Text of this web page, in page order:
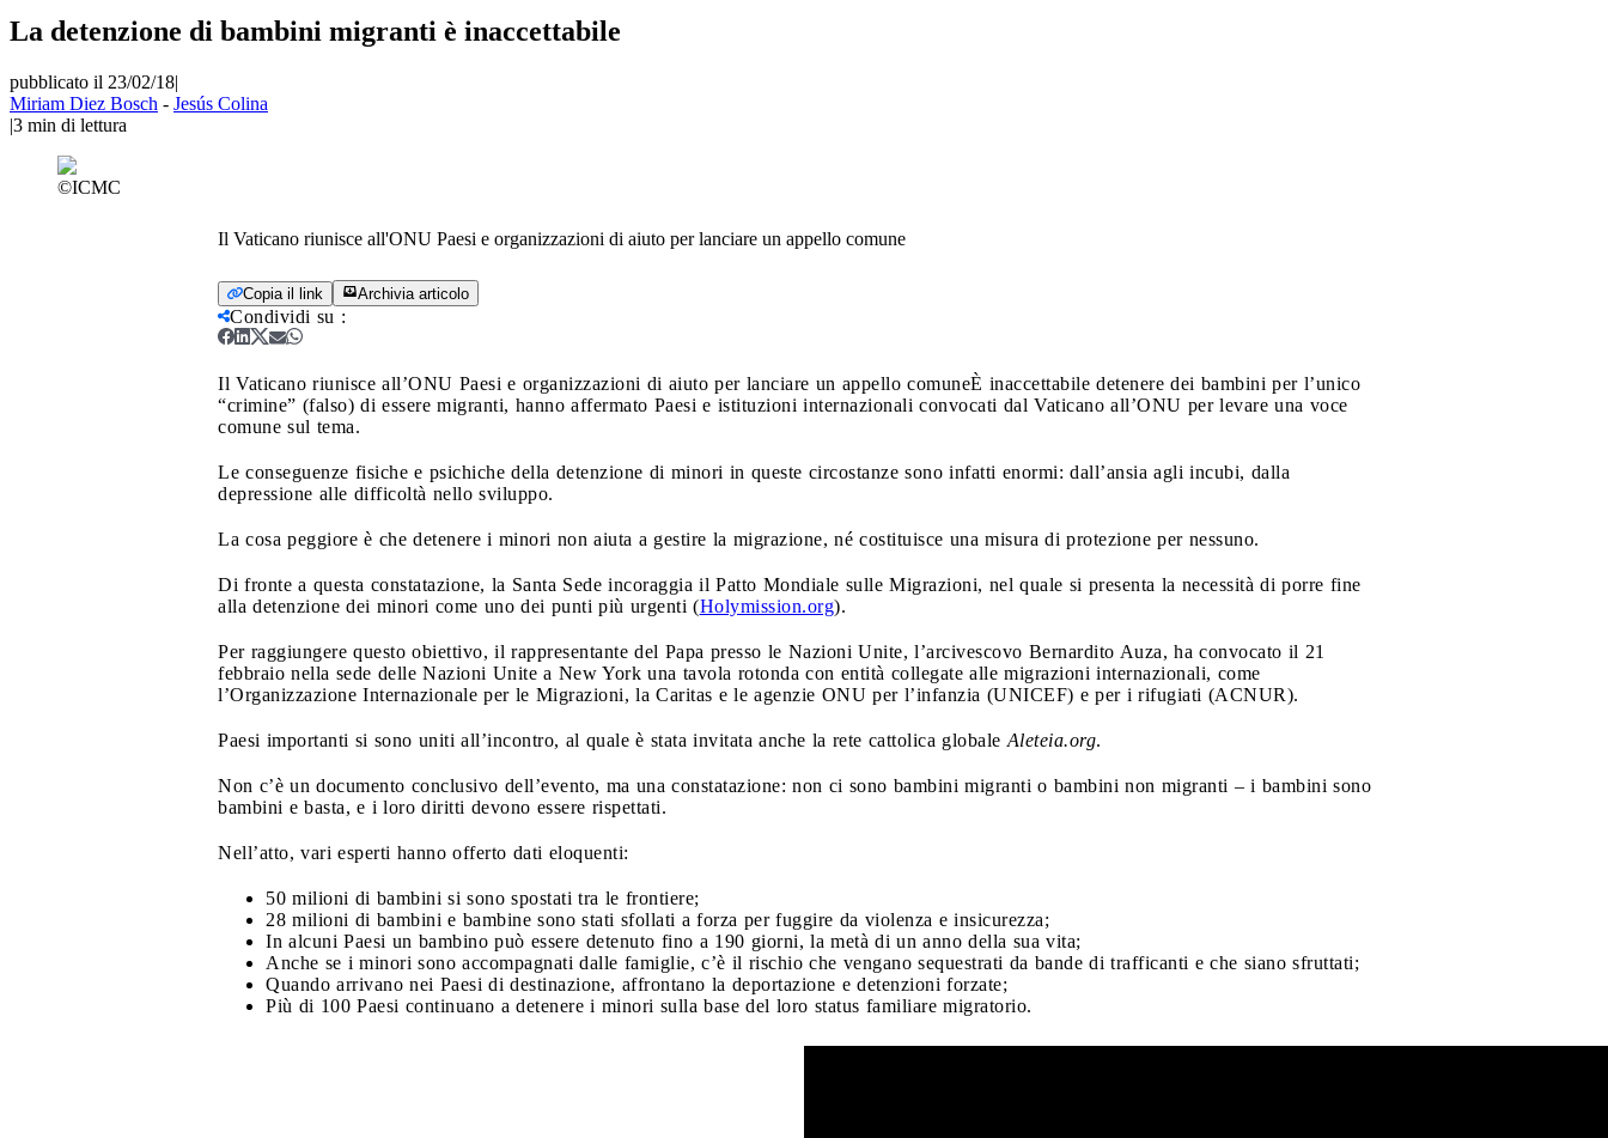
La detenzione di bambini migranti è inaccettabile
pubblicato il 23/02/18|
Miriam Diez Bosch - Jesús Colina
|3 min di lettura
©ICMC
Il Vaticano riunisce all'ONU Paesi e organizzazioni di aiuto per lanciare un appello comune
Copia il link Archivia articolo
Condividi su :
Il Vaticano riunisce all’ONU Paesi e organizzazioni di aiuto per lanciare un appello comuneÈ inaccettabile detenere dei bambini per l’unico
“crimine” (falso) di essere migranti, hanno affermato Paesi e istituzioni internazionali convocati dal Vaticano all’ONU per levare una voce
comune sul tema.
Le conseguenze fisiche e psichiche della detenzione di minori in queste circostanze sono infatti enormi: dall’ansia agli incubi, dalla
depressione alle difficoltà nello sviluppo.
La cosa peggiore è che detenere i minori non aiuta a gestire la migrazione, né costituisce una misura di protezione per nessuno.
Di fronte a questa constatazione, la Santa Sede incoraggia il Patto Mondiale sulle Migrazioni, nel quale si presenta la necessità di porre fine
alla detenzione dei minori come uno dei punti più urgenti (Holymission.org).
Per raggiungere questo obiettivo, il rappresentante del Papa presso le Nazioni Unite, l’arcivescovo Bernardito Auza, ha convocato il 21
febbraio nella sede delle Nazioni Unite a New York una tavola rotonda con entità collegate alle migrazioni internazionali, come
l’Organizzazione Internazionale per le Migrazioni, la Caritas e le agenzie ONU per l’infanzia (UNICEF) e per i rifugiati (ACNUR).
Paesi importanti si sono uniti all’incontro, al quale è stata invitata anche la rete cattolica globale Aleteia.org.
Non c’è un documento conclusivo dell’evento, ma una constatazione: non ci sono bambini migranti o bambini non migranti – i bambini sono
bambini e basta, e i loro diritti devono essere rispettati.
Nell’atto, vari esperti hanno offerto dati eloquenti:
50 milioni di bambini si sono spostati tra le frontiere;
28 milioni di bambini e bambine sono stati sfollati a forza per fuggire da violenza e insicurezza;
In alcuni Paesi un bambino può essere detenuto fino a 190 giorni, la metà di un anno della sua vita;
Anche se i minori sono accompagnati dalle famiglie, c’è il rischio che vengano sequestrati da bande di trafficanti e che siano sfruttati;
Quando arrivano nei Paesi di destinazione, affrontano la deportazione e detenzioni forzate;
Più di 100 Paesi continuano a detenere i minori sulla base del loro status familiare migratorio.